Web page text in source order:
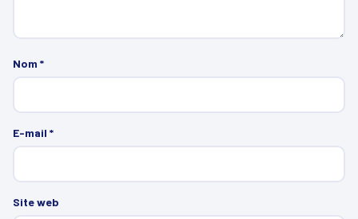
Nom *
E-mail *
Site web